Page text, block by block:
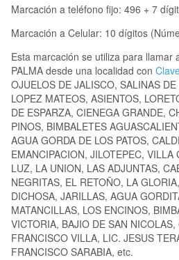
Marcación a teléfono fijo: 496 + 7
Marcación a Celular: 10 dígitos
Esta marcación se utiliza para llamar
PALMA desde una localidad con
OJUELOS DE JALISCO, SALINAS
LOPEZ MATEOS, ASIENTOS,
DE ESPARZA, CIENEGA GRANDE,
PINOS, BIMBALETES
AGUA GORDA DE LOS PATOS,
EMANCIPACION, JILOTEPEC,
LUZ, LA UNION, LAS ADJUNTAS,
NEGRITAS, EL RETOÑO, LA
DICHOSA, JARILLAS, AGUA
MATANCILLAS, LOS ENCINOS,
VICTORIA, BAJIO DE SAN
FRANCISCO VILLA, LIC. JESUS
FRANCISCO SARABIA, etc.